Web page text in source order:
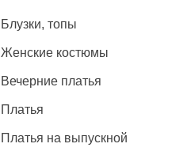
Блузки, топы
Женские костюмы
Вечерние платья
Платья
Платья на выпускной